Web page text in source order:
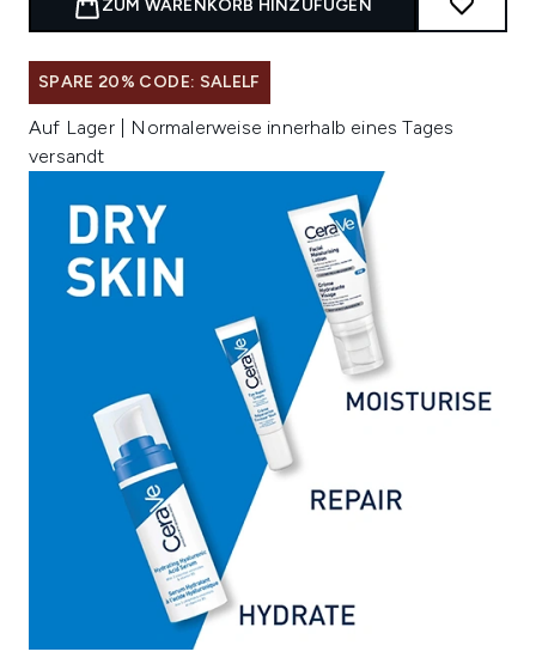
ZUM WARENKORB HINZUFÜGEN
SPARE 20% CODE: SALELF
Auf Lager | Normalerweise innerhalb eines Tages
versandt